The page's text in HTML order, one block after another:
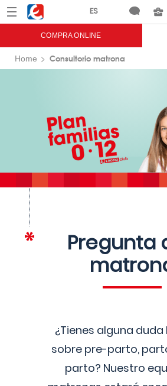
Menú Eroski
COMPRA ONLINE
Home Consultorio matrona
Pregunta
¿Tienes alguna
sobre pre-parto,
parto? Nuestro